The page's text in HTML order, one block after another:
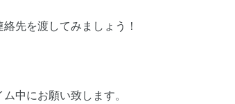
先を渡してみましょう！
中にお願い致します。